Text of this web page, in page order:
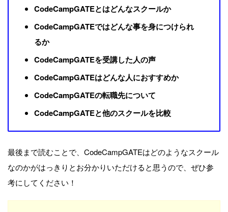
CodeCampGATEとはどんなスクールか
CodeCampGATEではどんな事を身につけられ
るか
CodeCampGATEを受講した人の声
CodeCampGATEはどんな人におすすめか
CodeCampGATEの転職先について
CodeCampGATEと他のスクールを比較
最後まで読むことで、CodeCampGATEはどのようなスクール
なのかがはっきりとお分かりいただけると思うので、ぜひ参
考にしてください！